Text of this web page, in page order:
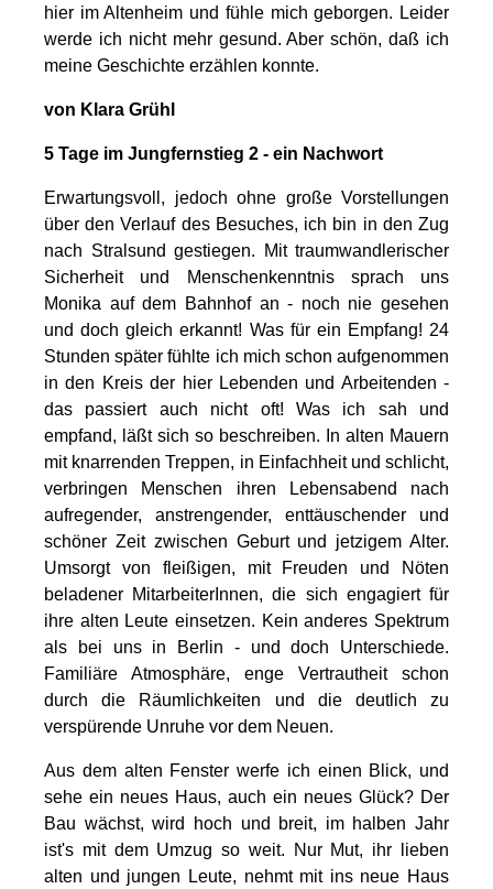
hier im Altenheim und fühle mich geborgen. Leider
werde ich nicht mehr gesund. Aber schön, daß ich
meine Geschichte erzählen konnte.
von Klara Grühl
5 Tage im Jungfernstieg 2 - ein Nachwort
Erwartungsvoll, jedoch ohne große Vorstellungen
über den Verlauf des Besuches, ich bin in den Zug
nach Stralsund gestiegen. Mit traumwandlerischer
Sicherheit und Menschenkenntnis sprach uns
Monika auf dem Bahnhof an - noch nie gesehen
und doch gleich erkannt! Was für ein Empfang! 24
Stunden später fühlte ich mich schon aufgenommen
in den Kreis der hier Lebenden und Arbeitenden -
das passiert auch nicht oft! Was ich sah und
empfand, läßt sich so beschreiben. In alten Mauern
mit knarrenden Treppen, in Einfachheit und schlicht,
verbringen Menschen ihren Lebensabend nach
aufregender, anstrengender, enttäuschender und
schöner Zeit zwischen Geburt und jetzigem Alter.
Umsorgt von fleißigen, mit Freuden und Nöten
beladener MitarbeiterInnen, die sich engagiert für
ihre alten Leute einsetzen. Kein anderes Spektrum
als bei uns in Berlin - und doch Unterschiede.
Familiäre Atmosphäre, enge Vertrautheit schon
durch die Räumlichkeiten und die deutlich zu
verspürende Unruhe vor dem Neuen.
Aus dem alten Fenster werfe ich einen Blick, und
sehe ein neues Haus, auch ein neues Glück? Der
Bau wächst, wird hoch und breit, im halben Jahr
ist's mit dem Umzug so weit. Nur Mut, ihr lieben
alten und jungen Leute, nehmt mit ins neue Haus